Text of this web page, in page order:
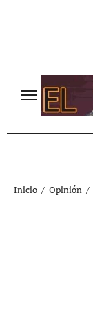
Inicio Opinión